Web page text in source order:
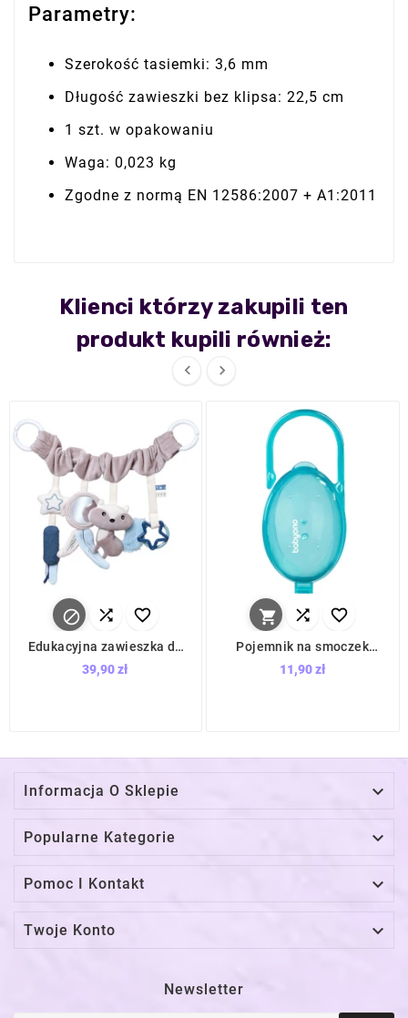
Parametry:
Szerokość tasiemki: 3,6 mm
Długość zawieszki bez klipsa: 22,5 cm
1 szt. w opakowaniu
Waga: 0,023 kg
Zgodne z normą EN 12586:2007 + A1:2011
Klienci którzy zakupili ten
produkt kupili również:
 
  
Edukacyjna zawieszka do
Babyono
39,90 zł
  
Pojemnik na smoczek
11,90 zł
Informacja O Sklepie 
Popularne Kategorie 
Pomoc I Kontakt 
Twoje Konto 
Newsletter